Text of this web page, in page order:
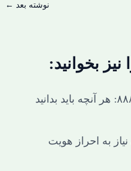
نوشته بعد ←
بخوانید:
به احراز هویت